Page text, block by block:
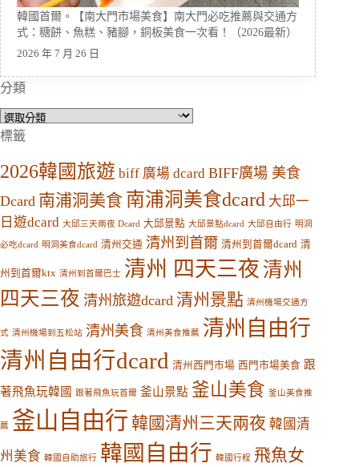
韓國首爾。【南大門市場美食】南大門必吃推薦與交通方
式：糖餅、魚糕、豬腳，銅板美食一次看！（2026最新）
2026 年 7 月 26 日
分類
分
類
標籤
2026韓國旅遊 biff 廣場 dcard BIFF廣場 美食
Dcard 南浦洞美食 南浦洞美食dcard 大邱一
日遊dcard 大邱三天兩夜 Dcard 大邱景點 大邱景點dcard 大邱自由行 明洞
必吃dcard 明洞美食dcard 清州交通 清州到首爾 清州到首爾dcard 清
州到首爾ktx 清州到首爾巴士 清州 四天三夜 清州
四天三夜 清州旅遊dcard 清州景點 清州機場交通方
式 清州機場到五松站 清州美食 清州美食推薦 清州自由行
清州自由行dcard 清州西門市場 西門市場美食 跟
著飛魚玩韓國 跟著飛魚玩首爾 釜山景點 釜山美食 釜山美食推
薦 釜山自由行 韓國清州三天兩夜 韓國清
州美食 韓國自助旅行 韓國自由行 韓國行程 飛魚女